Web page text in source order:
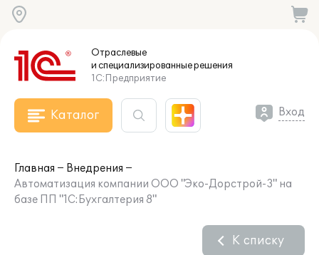
Отраслевые
и специализированныерешения
1С:Предприятие
Каталог Вход
Главная
Внедрения
Автоматизация компании ООО "Эко-Дорстрой-3" на
базе ПП "1С:Бухгалтерия 8"
К списку